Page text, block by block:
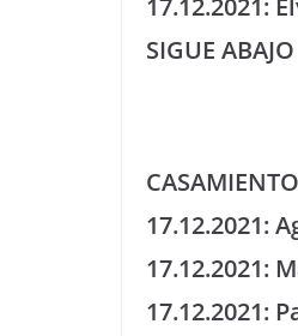
SIGUE ABAJO
17.12.2021:
17.12.2021:
17.12.2021: